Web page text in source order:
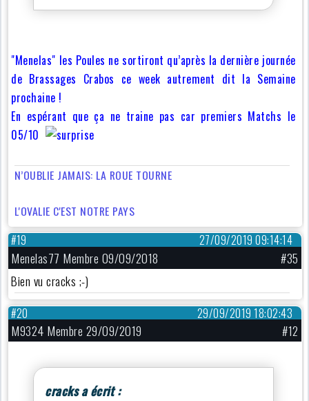
"Menelas" les Poules ne sortiront qu’après la dernière journée
de Brassages Crabos ce week autrement dit la Semaine
prochaine !
En espérant que ça ne traine pas car premiers Matchs le
05/10
N’OUBLIE JAMAIS: LA ROUE TOURNE
L'OVALIE C'EST NOTRE PAYS
27/09/2019 09:14:14
#19
Menelas77 Membre 09/09/2018
#35
Bien vu cracks ;-)
29/09/2019 18:02:43
#20
M9324 Membre 29/09/2019 #12
cracks a écrit :